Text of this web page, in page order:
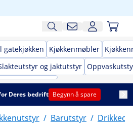
gatekjøkken Kjøkkenmøbler
og jaktutstyr
Deres bedrift Begynn å spare
/ Barutstyr /